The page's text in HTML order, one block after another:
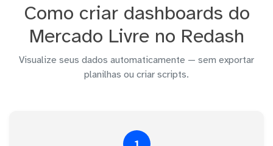
Como criar dashboards do
Mercado Livre no Redash
Visualize seus dados automaticamente — sem exportar
planilhas ou criar scripts.